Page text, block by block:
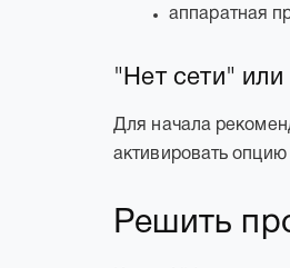
аппаратная
"Нет сети"
Для начала
активировать
Решить